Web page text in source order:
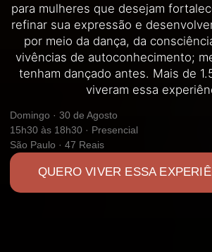
para mulheres que desejam
refinar sua expressão e
por meio da dança, da
vivências de autoconhecimento;
tenham dançado antes. Mais de
viveram essa
Domingo · 30 de Agosto
15h30 às 18h30 · Presencial
São Paulo · 47 Reais
QUERO VIVER ESSA